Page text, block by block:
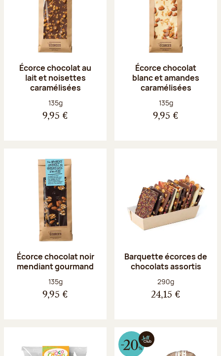
Écorce chocolat au
lait et noisettes
caramélisées
Poids net :
135g
9,95 €
Écorce chocolat
blanc et amandes
caramélisées
Poids net :
135g
9,95 €
Écorce chocolat noir
mendiant gourmand
Poids net :
135g
9,95 €
Barquette écorces de
chocolats assortis
Poids net :
290g
24,15 €